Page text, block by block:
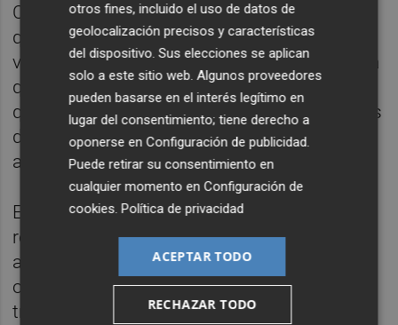
Colomer de la Penya “El tiro” de Algemesí
que comenzó su alocución hecha en
valenciano diciendo que: “Este és el València
que heretàrem dels nostres pares, el que fa
que de tota l’Horta i la ciutat de València, des
de Dénia, Gandia, Requena o Benicarló,
acudim a Mestalla.
Els anys de Meriton en el Valencia es
recordaran com una etapa de catàstrofe per
al club: incompetència empresarial, foscor i
opacitat en les decisions, falta de
transparència, degradació institucional, i
otros fines, incluido el uso de datos de
geolocalización precisos y características
del dispositivo. Sus elecciones se aplican
solo a este sitio web. Algunos proveedores
pueden basarse en el interés legítimo en
lugar del consentimiento; tiene derecho a
oponerse enConfiguración de publicidad.
Puede retirar su consentimiento en
cualquier momento enConfiguración de
cookies.Política de privacidad
ACEPTAR TODO
RECHAZAR TODO